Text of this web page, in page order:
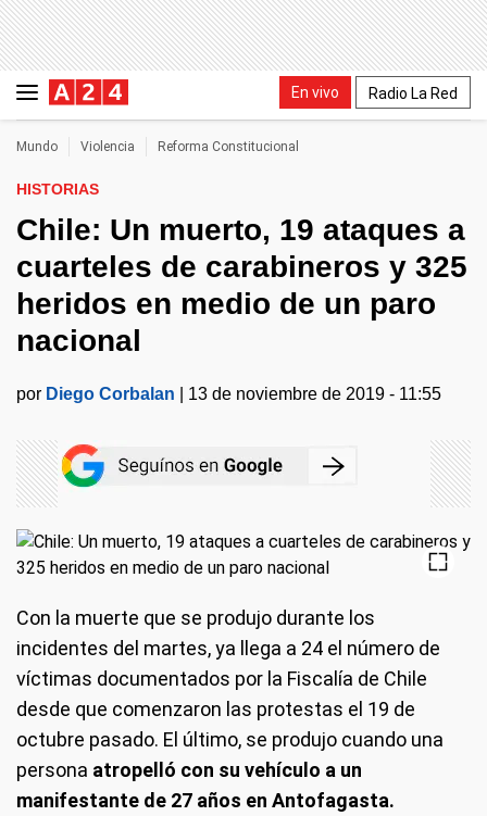
En vivo Radio La Red
Mundo Violencia Reforma Constitucional
HISTORIAS
Chile: Un muerto, 19 ataques a
cuarteles de carabineros y 325
heridos en medio de un paro
nacional
por Diego Corbalan 13 de noviembre de 2019 - 11:55
Con la muerte que se produjo durante los
incidentes del martes, ya llega a 24 el número de
víctimas documentados por la Fiscalía de Chile
desde que comenzaron las protestas el 19 de
octubre pasado. El último, se produjo cuando una
persona atropelló con su vehículo a un
manifestante de 27 años en Antofagasta.